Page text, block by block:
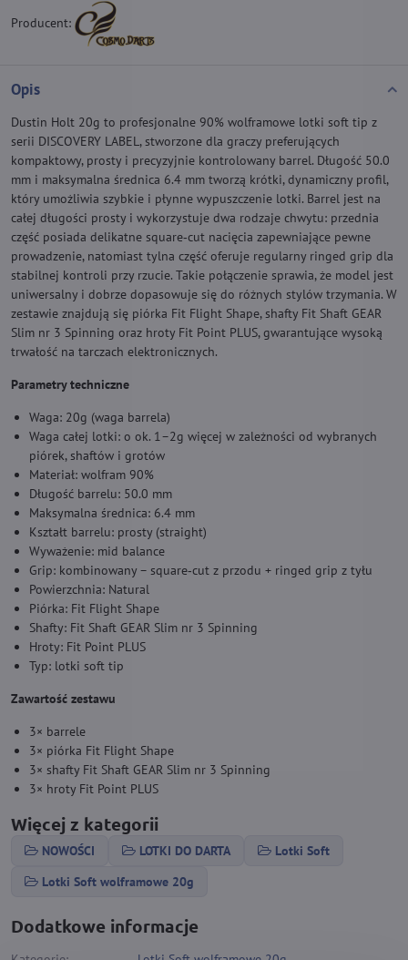
Producent:
Opis
Dustin Holt 20g to profesjonalne 90% wolframowe lotki soft tip z
serii DISCOVERY LABEL, stworzone dla graczy preferujących
kompaktowy, prosty i precyzyjnie kontrolowany barrel. Długość 50.0
mm i maksymalna średnica 6.4 mm tworzą krótki, dynamiczny profil,
który umożliwia szybkie i płynne wypuszczenie lotki. Barrel jest na
całej długości prosty i wykorzystuje dwa rodzaje chwytu: przednia
część posiada delikatne square‑cut nacięcia zapewniające pewne
prowadzenie, natomiast tylna część oferuje regularny ringed grip dla
stabilnej kontroli przy rzucie. Takie połączenie sprawia, że model jest
uniwersalny i dobrze dopasowuje się do różnych stylów trzymania. W
zestawie znajdują się piórka Fit Flight Shape, shafty Fit Shaft GEAR
Slim nr 3 Spinning oraz hroty Fit Point PLUS, gwarantujące wysoką
trwałość na tarczach elektronicznych.
Parametry techniczne
Waga: 20g (waga barrela)
Waga całej lotki: o ok. 1–2g więcej w zależności od wybranych
piórek, shaftów i grotów
Materiał: wolfram 90%
Długość barrelu: 50.0 mm
Maksymalna średnica: 6.4 mm
Kształt barrelu: prosty (straight)
Wyważenie: mid balance
Grip: kombinowany – square‑cut z przodu + ringed grip z tyłu
Powierzchnia: Natural
Piórka: Fit Flight Shape
Shafty: Fit Shaft GEAR Slim nr 3 Spinning
Hroty: Fit Point PLUS
Typ: lotki soft tip
Zawartość zestawu
3× barrele
3× piórka Fit Flight Shape
3× shafty Fit Shaft GEAR Slim nr 3 Spinning
3× hroty Fit Point PLUS
Więcej z kategorii
NOWOŚCI LOTKI DO DARTA
Lotki Soft
Lotki Soft wolframowe 20g
Dodatkowe informacje